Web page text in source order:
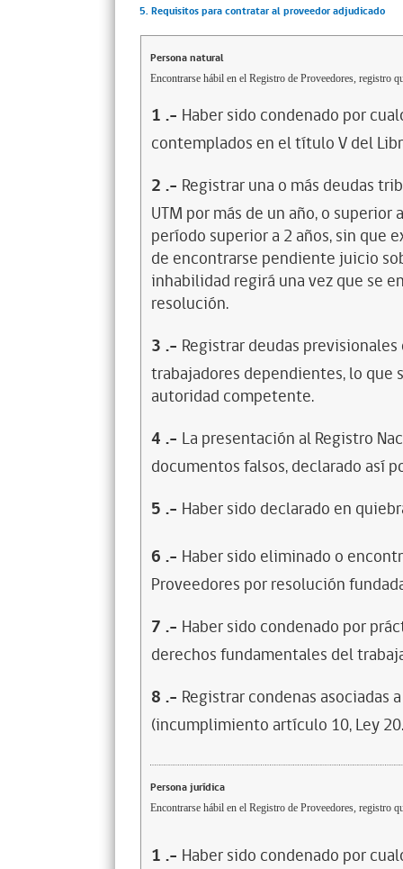
5. Requisitos para contratar al proveedor adjudicado
Persona natural
Encontrarse hábil en el Registro de Proveedores, registro
1 .- Haber sido condenado por
contemplados en el título V del
2 .- Registrar una o más deudas
UTM por más de un año, o
período superior a 2 años, sin que
de encontrarse pendiente juicio
inhabilidad regirá una vez que se
resolución.
3 .- Registrar deudas
trabajadores dependientes, lo
autoridad competente.
4 .- La presentación al Registro
documentos falsos, declarado así
5 .- Haber sido declarado en
6 .- Haber sido eliminado o
Proveedores por resolución
7 .- Haber sido condenado por
derechos fundamentales del
8 .- Registrar condenas asociadas
(incumplimiento artículo 10, Ley
Persona jurídica
Encontrarse hábil en el Registro de Proveedores, registro
1 .- Haber sido condenado por